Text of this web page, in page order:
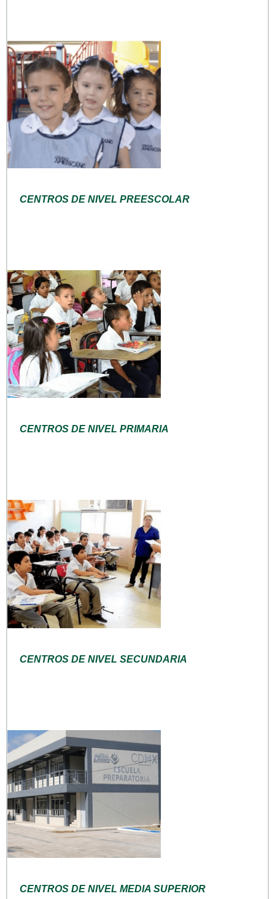
CENTROS DE NIVEL PREESCOLAR
CENTROS DE NIVEL PRIMARIA
CENTROS DE NIVEL SECUNDARIA
CENTROS DE NIVEL MEDIA SUPERIOR